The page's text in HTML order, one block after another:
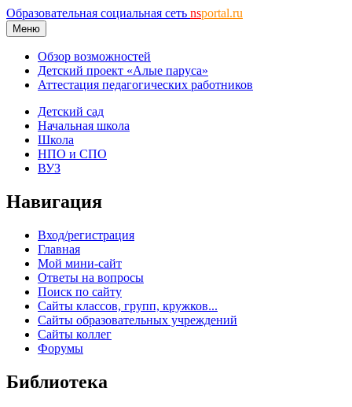
Образовательная социальная сеть nsportal.ru
Меню
Обзор возможностей
Детский проект «Алые паруса»
Аттестация педагогических работников
Детский сад
Начальная школа
Школа
НПО и СПО
ВУЗ
Навигация
Вход/регистрация
Главная
Мой мини-сайт
Ответы на вопросы
Поиск по сайту
Сайты классов, групп, кружков...
Сайты образовательных учреждений
Сайты коллег
Форумы
Библиотека